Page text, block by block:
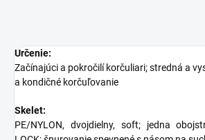
Určenie:
Začínajúci a pokročilí korčuliari; stredná a
a kondičné korčuľovanie
Skelet:
PE/NYLON, dvojdielny, soft; jedna